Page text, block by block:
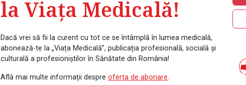
la Viața Medicală!
Dacă vrei să fii la curent cu tot ce se întâmplă în lumea medicală,
abonează-te la „Viața Medicală”, publicația profesională, socială și
culturală a profesioniștilor în Sănătate din România!
Află mai multe informații despre oferta de abonare.